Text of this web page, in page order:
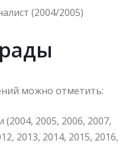
(2004/2005)
можно отметить:
2005, 2006, 2007,
2013, 2014, 2015, 2016,